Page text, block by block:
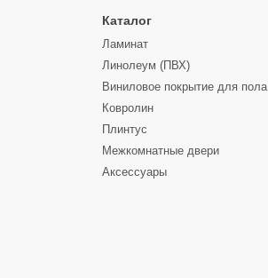
Каталог
Ламинат
Линолеум (ПВХ)
Виниловое покрытие для пола
Ковролин
Плинтус
Межкомнатные двери
Аксессуары